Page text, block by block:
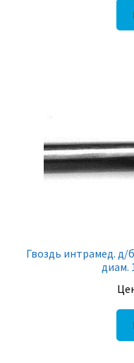
Гвоздь интрамед. д/
диам.